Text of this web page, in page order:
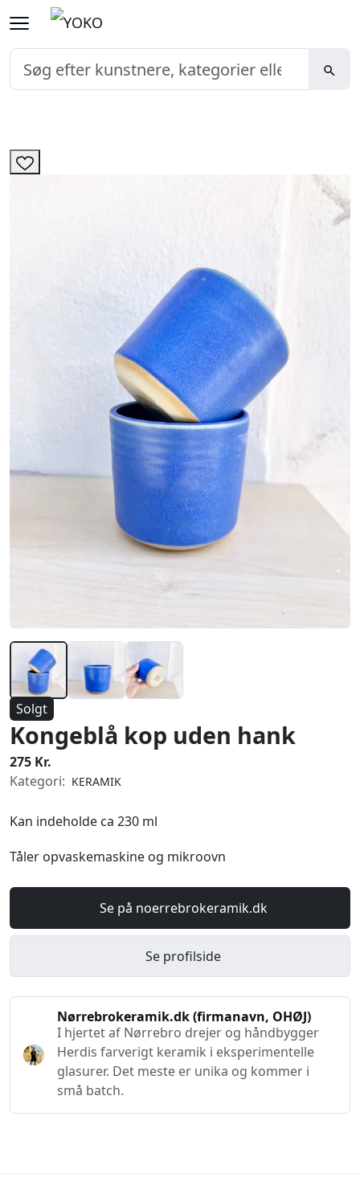
Solgt
Kongeblå kop uden hank
275 Kr.
Kategori: KERAMIK
Kan indeholde ca 230 ml
Tåler opvaskemaskine og mikroovn
Se på noerrebrokeramik.dk
Se profilside
Nørrebrokeramik.dk (firmanavn, OHØJ)
I hjertet af Nørrebro drejer og håndbygger
Herdis farverigt keramik i eksperimentelle
glasurer. Det meste er unika og kommer i
små batch.